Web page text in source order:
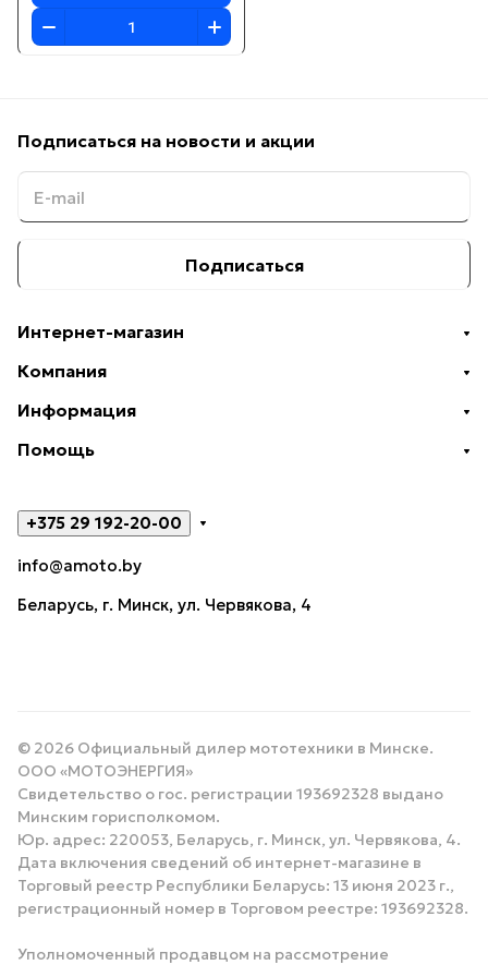
Подписаться на новости и акции
Подписаться
Интернет-магазин
Компания
Информация
Помощь
+375 29 192-20-00
info@amoto.by
Беларусь, г. Минск, ул. Червякова, 4
© 2026 Официальный дилер мототехники в Минске.
ООО «МОТОЭНЕРГИЯ»
Свидетельство о гос. регистрации 193692328 выдано
Минским горисполкомом.
Юр. адрес: 220053, Беларусь, г. Минск, ул. Червякова, 4.
Дата включения сведений об интернет-магазине в
Торговый реестр Республики Беларусь: 13 июня 2023 г.,
регистрационный номер в Торговом реестре: 193692328.
Уполномоченный продавцом на рассмотрение